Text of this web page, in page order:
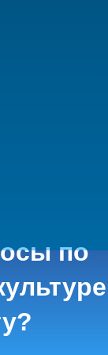
по